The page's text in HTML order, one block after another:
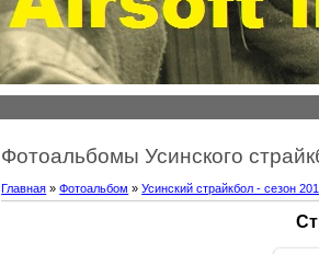
Фотоальбомы Усинского
Главная »Фотоальбом »Усинский страйкбол - сезон